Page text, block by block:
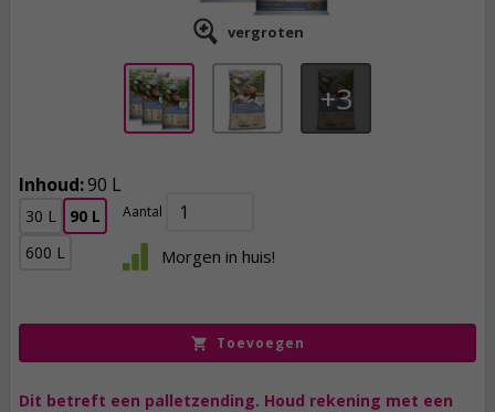
vergroten
3
Inhoud:90 L
30 L
90 L
600 L
Aantal
Morgen in huis!
Toevoegen
Dit betreft een palletzending. Houd rekening met een